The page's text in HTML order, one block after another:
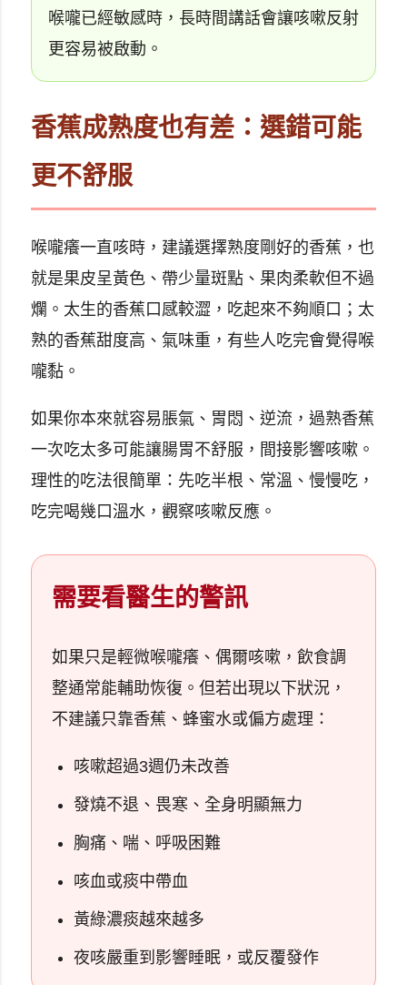
喉嚨已經敏感時，長時間講話會讓咳嗽反射
更容易被啟動。
香蕉成熟度也有差：選錯可能
更不舒服
喉嚨癢一直咳時，建議選擇熟度剛好的香蕉，也
就是果皮呈黃色、帶少量斑點、果肉柔軟但不過
爛。太生的香蕉口感較澀，吃起來不夠順口；太
熟的香蕉甜度高、氣味重，有些人吃完會覺得喉
嚨黏。
如果你本來就容易脹氣、胃悶、逆流，過熟香蕉
一次吃太多可能讓腸胃不舒服，間接影響咳嗽。
理性的吃法很簡單：先吃半根、常溫、慢慢吃，
吃完喝幾口溫水，觀察咳嗽反應。
需要看醫生的警訊
如果只是輕微喉嚨癢、偶爾咳嗽，飲食調
整通常能輔助恢復。但若出現以下狀況，
不建議只靠香蕉、蜂蜜水或偏方處理：
咳嗽超過3週仍未改善
發燒不退、畏寒、全身明顯無力
胸痛、喘、呼吸困難
咳血或痰中帶血
黃綠濃痰越來越多
夜咳嚴重到影響睡眠，或反覆發作